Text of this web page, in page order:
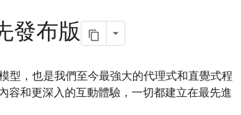
發布版
型，也是我們至今最強大的代理式和直覺式程
容和更深入的互動體驗，一切都建立在最先進